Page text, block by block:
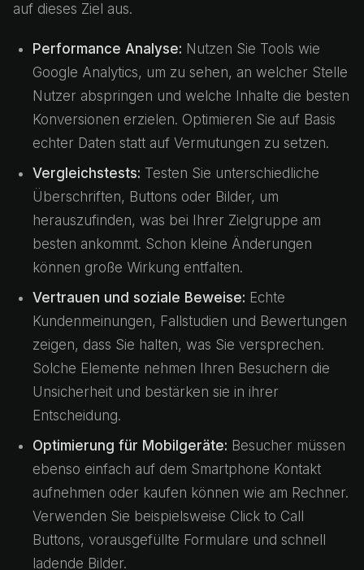
auf dieses Ziel aus.
Performance Analyse: Nutzen Sie Tools wie
Google Analytics, um zu sehen, an welcher Stelle
Nutzer abspringen und welche Inhalte die besten
Konversionen erzielen. Optimieren Sie auf Basis
echter Daten statt auf Vermutungen zu setzen.
Vergleichstests: Testen Sie unterschiedliche
Überschriften, Buttons oder Bilder, um
herauszufinden, was bei Ihrer Zielgruppe am
besten ankommt. Schon kleine Änderungen
können große Wirkung entfalten.
Vertrauen und soziale Beweise: Echte
Kundenmeinungen, Fallstudien und Bewertungen
zeigen, dass Sie halten, was Sie versprechen.
Solche Elemente nehmen Ihren Besuchern die
Unsicherheit und bestärken sie in ihrer
Entscheidung.
Optimierung für Mobilgeräte: Besucher müssen
ebenso einfach auf dem Smartphone Kontakt
aufnehmen oder kaufen können wie am Rechner.
Verwenden Sie beispielsweise Click to Call
Buttons, vorausgefüllte Formulare und schnell
ladende Bilder.